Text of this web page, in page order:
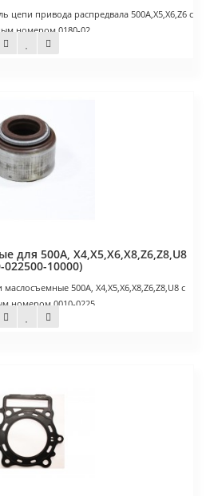
цепи привода распредвала 500А,Х5,Х6,Z6 с
номером 0180-02..
725 руб.
для 500А, X4,Х5,Х6,X8,Z6,Z8,U8
022500-10000)
500А, X4,Х5,Х6,X8,Z6,Z8,U8 с
номером 0010-0225..
60 руб.